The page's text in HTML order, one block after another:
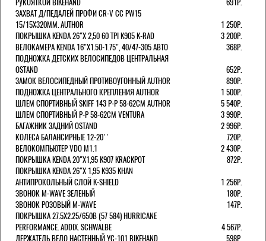
ЗАХВАТ Д/ПЕДАЛЕЙ ПРОФИ CR-V CC PW15
15/15X320ММ. AUTHOR
1 250Р.
ПОКРЫШКА KENDA 26"Х 2,50 60 TPI K905 K-RAD
3 200Р.
ВЕЛОКАМЕРА KENDA 16"Х1.50-1.75", 40/47-305 АВТО
368Р.
ПОДНОЖКА ДЕТСКИХ ВЕЛОСИПЕДОВ ЦЕНТРАЛЬНАЯ
OSTAND
652Р.
ЗАМОК ВЕЛОСИПЕДНЫЙ ПРОТИВОУГОННЫЙ AUTHOR
890Р.
ПОДНОЖКА ЦЕНТРАЛЬНОГО КРЕПЛЕНИЯ AUTHOR
1 500Р.
ШЛЕМ СПОРТИВНЫЙ SKIFF 143 Р-Р 58-62СМ AUTHOR
5 540Р.
ШЛЕМ СПОРТИВНЫЙ Р-Р 58-62СМ VENTURA
3 990Р.
БАГАЖНИК ЗАДНИЙ OSTAND
2 996Р.
КОЛЕСА БАЛАНСИРНЫЕ 12-20''
720Р.
ВЕЛОКОМПЬЮТЕР VDO M1.1
2 430Р.
ПОКРЫШКА KENDA 20"Х1,95 K907 KRACKPOT
872Р.
ПОКРЫШКА KENDA 26"Х 1,95 K935 KHAN
АНТИПРОКОЛЬНЫЙ СЛОЙ K-SHIELD
1 256Р.
ЗВОНОК M-WAVE ЗЕЛЕНЫЙ
180Р.
ЗВОНОК РОЗОВЫЙ M-WAVE
147Р.
ПОКРЫШКА 27.5X2.25/650B (57 584) HURRICANE
PERFORMANCE. ADDIX. SCHWALBE
4 567Р.
ДЕРЖАТЕЛЬ ВЕЛО НАСТЕННЫЙ YC-101 BIKEHAND
598Р.